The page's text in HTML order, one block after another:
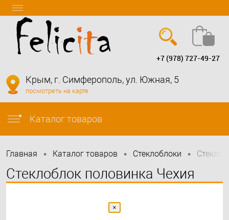
info@felicita-crimea.ru
+7 (978) 727-49-27
Крым, г. Симферополь, ул. Южная, 5
посмотреть на карте
Каталог товаров
Главная • Каталог товаров • Стеклоблоки •
Стеклоблок половинка Чехия
×